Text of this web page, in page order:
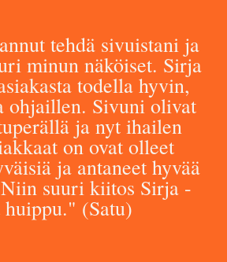
tehdä sivuistani ja
minun näköiset. Sirja
todella hyvin,
ohjaillen. Sivuni olivat
ja nyt ihailen
on ovat olleet
ja antaneet hyvää
suuri kiitos Sirja -
(Satu)